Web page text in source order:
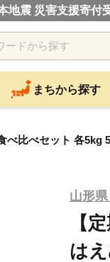
地震 災害支援寄付
まちから探す
比べセット 各5kg
山形県
【
は